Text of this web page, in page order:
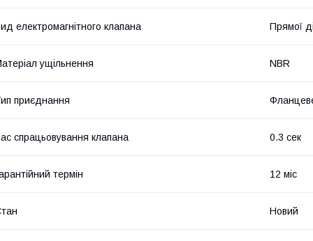
електромагнітного клапана Прямої
ущільнення NBR
приєднання
спрацьовування клапана 0.3 сек
термін 12 міс
Новий